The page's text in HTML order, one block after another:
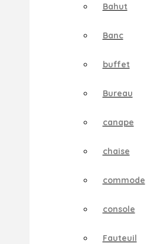
Bahut
Banc
buffet
Bureau
canape
chaise
commode
console
Fauteuil